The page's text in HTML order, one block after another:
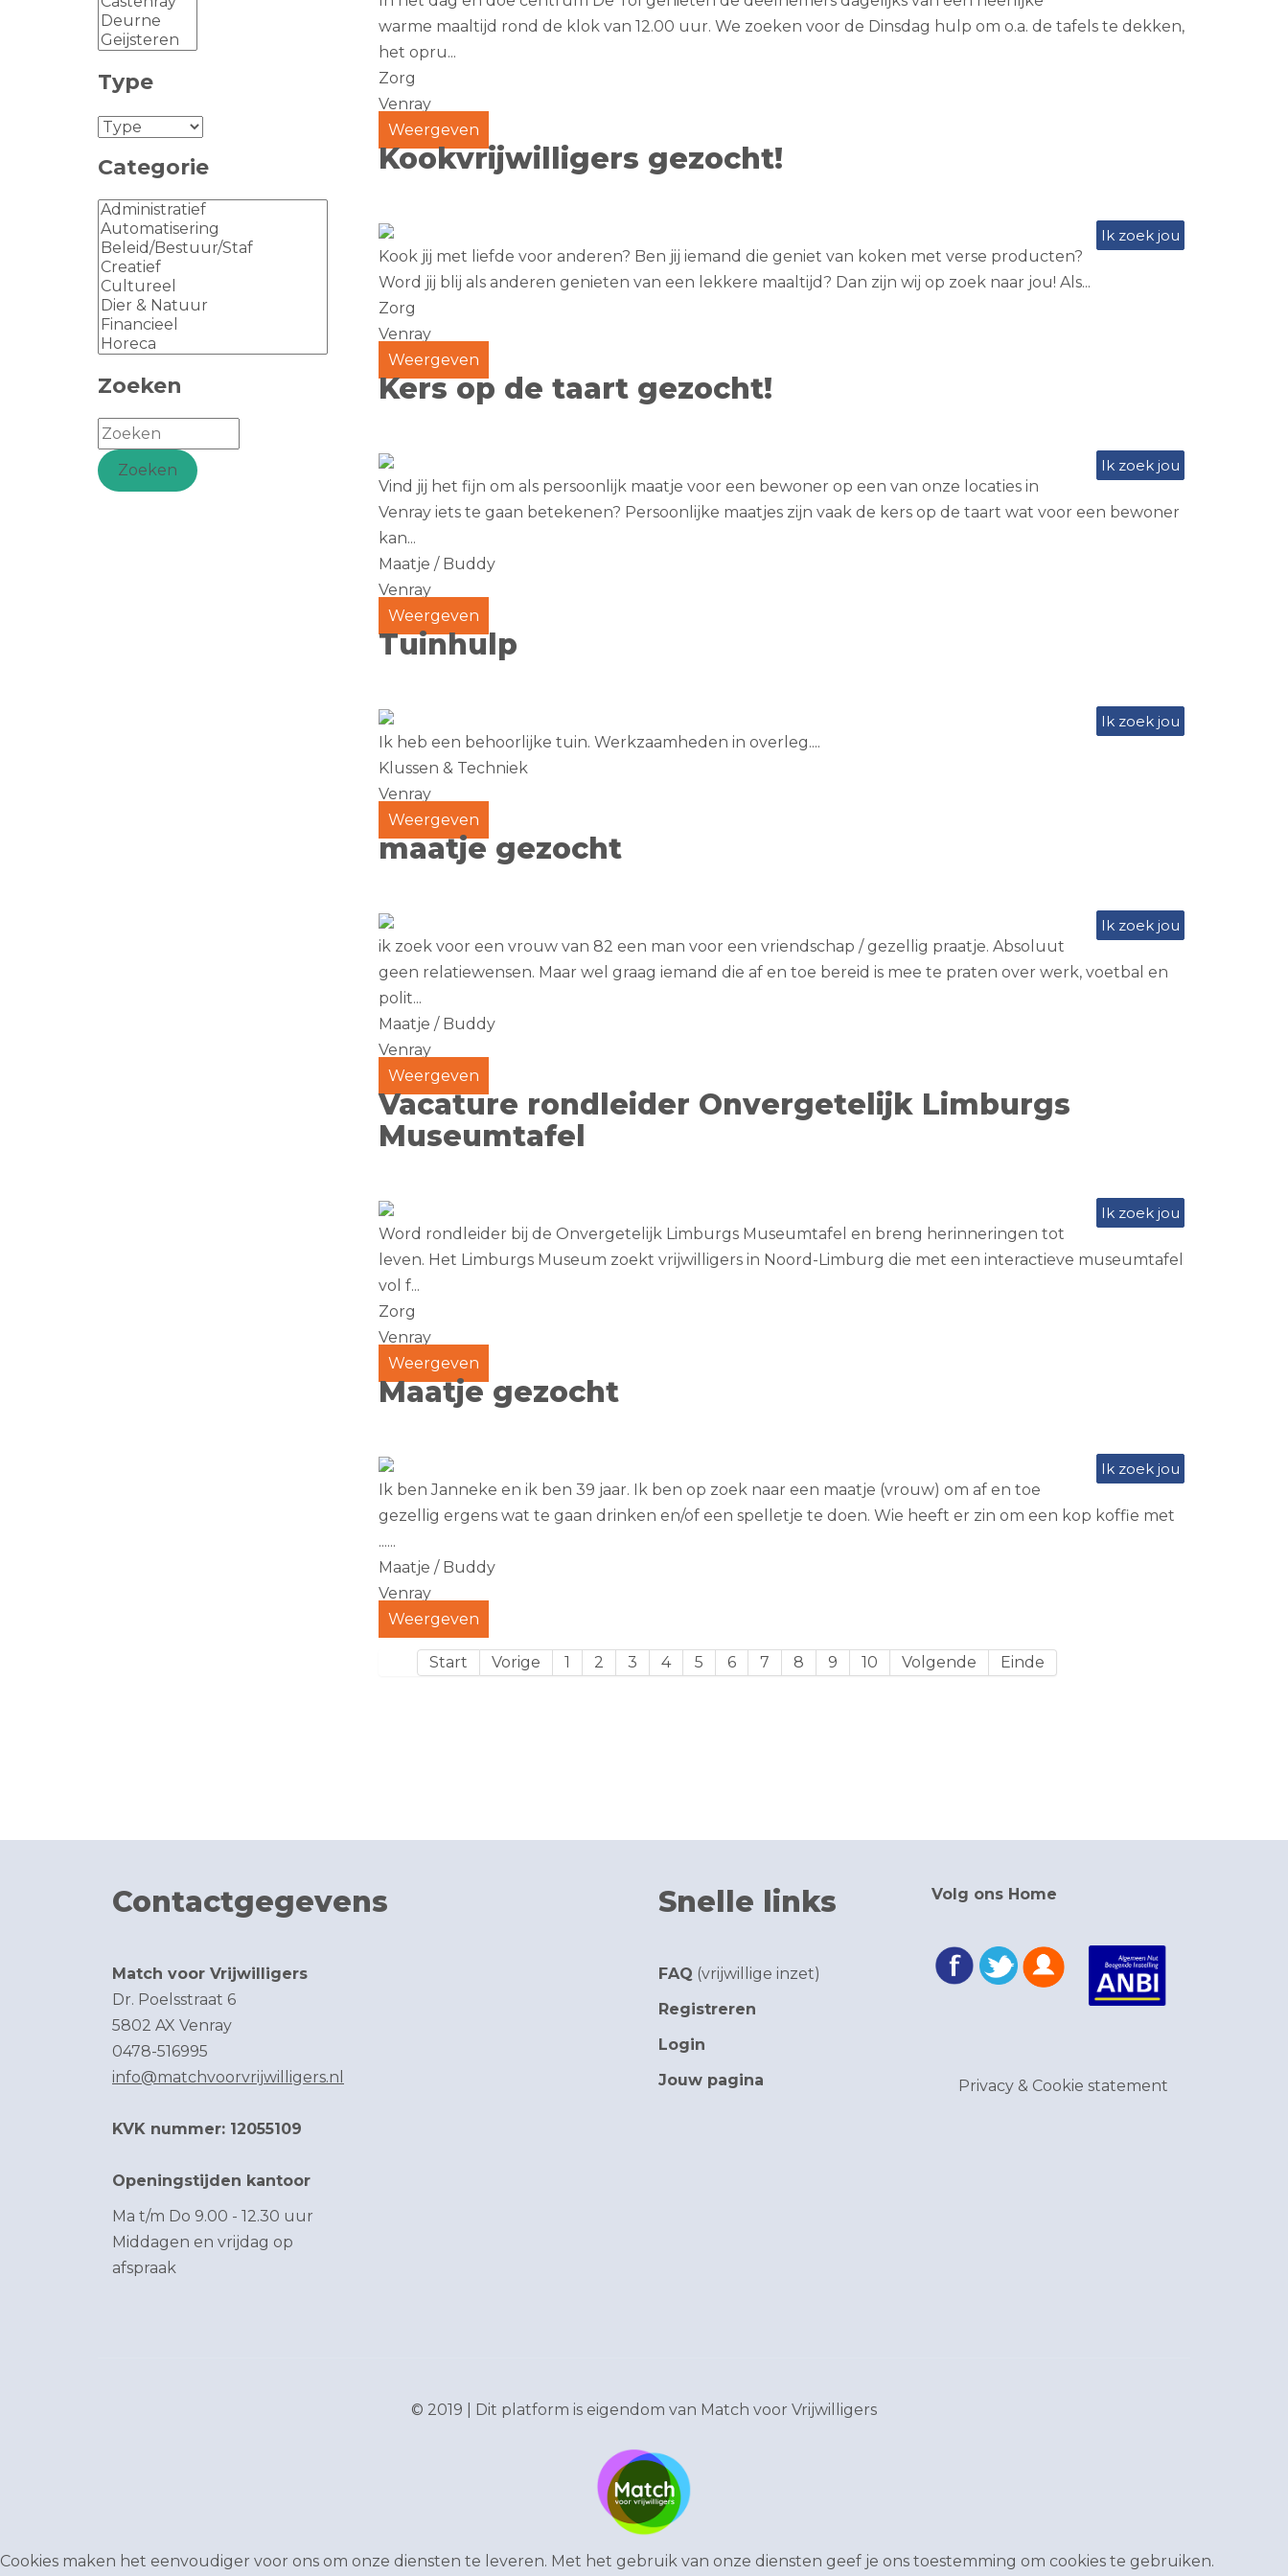
Type
Categorie
Zoeken
Zoeken
warme maaltijd rond de klok van 12.00 uur. We zoeken voor de Dinsdag hulp om o.a. de tafels te dekken,
het opru...
Zorg
Venray
Weergeven
Kookvrijwilligers gezocht!
Ik zoek jou
Kook jij met liefde voor anderen? Ben jij iemand die geniet van koken met verse producten?
Word jij blij als anderen genieten van een lekkere maaltijd? Dan zijn wij op zoek naar jou! Als...
Zorg
Venray
Weergeven
Kers op de taart gezocht!
Ik zoek jou
Vind jij het fijn om als persoonlijk maatje voor een bewoner op een van onze locaties in
Venray iets te gaan betekenen? Persoonlijke maatjes zijn vaak de kers op de taart wat voor een bewoner
kan...
Maatje / Buddy
Venray
Weergeven
Tuinhulp
Ik zoek jou
Ik heb een behoorlijke tuin. Werkzaamheden in overleg....
Klussen & Techniek
Venray
Weergeven
maatje gezocht
Ik zoek jou
ik zoek voor een vrouw van 82 een man voor een vriendschap / gezellig praatje. Absoluut
geen relatiewensen. Maar wel graag iemand die af en toe bereid is mee te praten over werk, voetbal en
polit...
Maatje / Buddy
Venray
Weergeven
Vacature rondleider Onvergetelijk Limburgs
Museumtafel
Ik zoek jou
Word rondleider bij de Onvergetelijk Limburgs Museumtafel en breng herinneringen tot
leven. Het Limburgs Museum zoekt vrijwilligers in Noord-Limburg die met een interactieve museumtafel
vol f...
Zorg
Venray
Weergeven
Maatje gezocht
Ik zoek jou
Ik ben Janneke en ik ben 39 jaar. Ik ben op zoek naar een maatje (vrouw) om af en toe
gezellig ergens wat te gaan drinken en/of een spelletje te doen. Wie heeft er zin om een kop koffie met
......
Maatje / Buddy
Venray
Weergeven
Start Vorige 1 2 3 4 5 6 7 8 9 10 Volgende Einde
Contactgegevens
Match voor Vrijwilligers
Dr. Poelsstraat 6
5802 AX Venray
0478-516995
info@matchvoorvrijwilligers.nl
KVK nummer: 12055109
Openingstijden kantoor
Ma t/m Do 9.00 - 12.30 uur
Middagen en vrijdag op
afspraak
Snelle links
FAQ (vrijwillige inzet)
Registreren
Login
Jouw pagina
Volg ons Home
Privacy & Cookie statement
© 2019 | Dit platform is eigendom van Match voor Vrijwilligers
Cookies maken het eenvoudiger voor ons om onze diensten te leveren. Met het gebruik van onze diensten geef je ons toestemming om cookies te gebruiken.